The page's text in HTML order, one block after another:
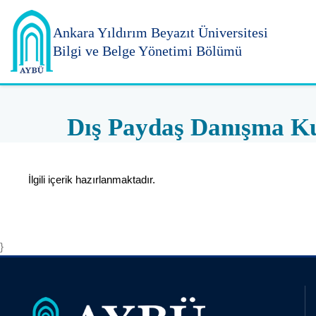
Ankara Yıldırım Beyazıt Üniversitesi
Bilgi ve Belge Yönetimi Bölümü
Dış Paydaş Danışma
İlgili içerik hazırlanmaktadır.
}